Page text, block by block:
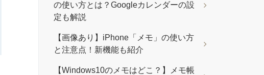
の使い方とは？Googleカレンダーの設
定も解説
【画像あり】iPhone「メモ」の使い方
と注意点！新機能も紹介
【Windows10のメモはどこ？】メモ帳